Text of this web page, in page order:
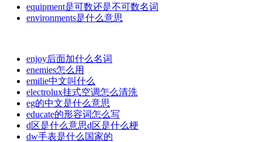
equipment是可数还是不可数名词
environments是什么意思
enjoy后面加什么名词
enemies怎么用
emilie中文叫什么
electrolux挂式空调怎么清洗
eg的中文是什么意思
educate的形容词怎么写
d区是什么意思d区是什么梗
dw手表是什么国家的